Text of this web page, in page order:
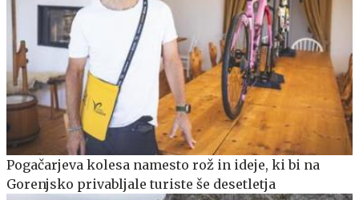
Pogačarjeva kolesa namesto rož in ideje, ki bi na
Gorenjsko privabljale turiste še desetletja